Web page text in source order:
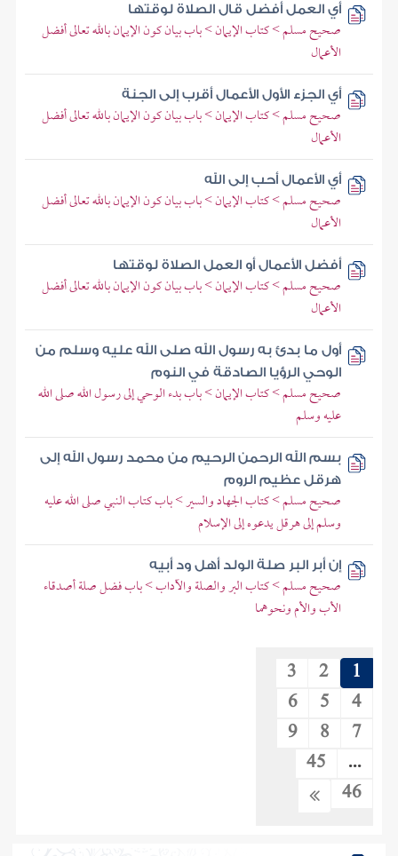
أي العمل أفضل قال الصلاة لوقتها
صحيح مسلم > كتاب الإيمان > باب بيان كون الإيمان بالله تعالى أفضل
الأعمال
أي الجزء الأول الأعمال أقرب إلى الجنة
صحيح مسلم > كتاب الإيمان > باب بيان كون الإيمان بالله تعالى أفضل
الأعمال
أي الأعمال أحب إلى الله
صحيح مسلم > كتاب الإيمان > باب بيان كون الإيمان بالله تعالى أفضل
الأعمال
أفضل الأعمال أو العمل الصلاة لوقتها
صحيح مسلم > كتاب الإيمان > باب بيان كون الإيمان بالله تعالى أفضل
الأعمال
أول ما بدئ به رسول الله صلى الله عليه وسلم من
الوحي الرؤيا الصادقة في النوم
صحيح مسلم > كتاب الإيمان > باب بدء الوحي إلى رسول الله صلى الله
عليه وسلم
بسم الله الرحمن الرحيم من محمد رسول الله إلى
هرقل عظيم الروم
صحيح مسلم > كتاب الجهاد والسير > باب كتاب النبي صلى الله عليه
وسلم إلى هرقل يدعوه إلى الإسلام
إن أبر البر صلة الولد أهل ود أبيه
صحيح مسلم > كتاب البر والصلة والآداب > باب فضل صلة أصدقاء
الأب والأم ونحوهما
1
2
3
4
5
6
7
8
9
...
45
46